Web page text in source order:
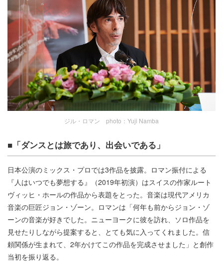
ジル・ロマン photo：Yuji Namba
■「ダンスとは旅であり、出会いである」
日本公演のミックス・プロでは3作品を披露。ロマン振付による
『人はいつでも夢想する』（2019年初演）はスイスの作家ルート
ヴィッヒ・ホールの作品から表題をとった。音楽は現代アメリカ
音楽の巨匠ジョン・ゾーン。ロマンは「何年も前からジョン・ゾ
ーンの音楽が好きでした。ニューヨークに彼を訪れ、ソロ作品を
見せたりしながら提案すると、とても気に入ってくれました。信
頼関係が生まれて、2年かけてこの作品を完成させました」と創作
当初を振り返る。